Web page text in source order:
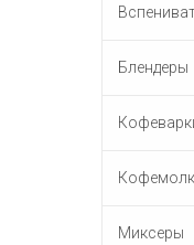
Блендеры
Миксеры